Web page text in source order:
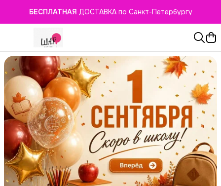
БЕСПЛАТНАЯ ДОСТАВКА по Санкт-Петербургу